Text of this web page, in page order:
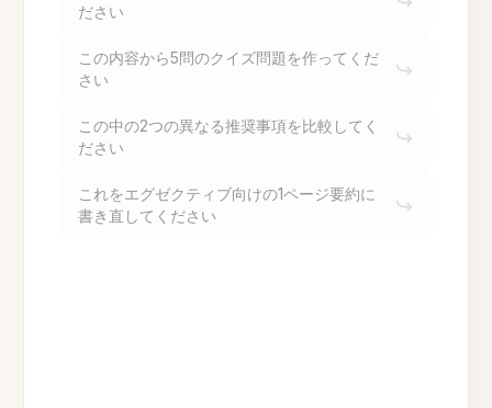
ださい
この内容から5問のクイズ問題を作ってくだ
さい
この中の2つの異なる推奨事項を比較してく
ださい
これをエグゼクティブ向けの1ページ要約に
書き直してください